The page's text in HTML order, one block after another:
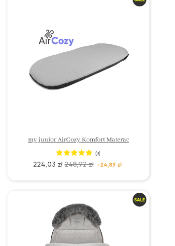
my junior AirCozy Komfort Materac
(3)
224,03 zł 248,92 zł -24,89 zł